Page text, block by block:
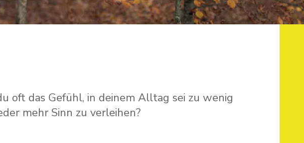
oft das Gefühl, in deinem Alltag sei zu wenig
mehr Sinn zu verleihen?